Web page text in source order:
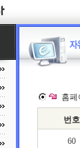
홈
번호
60